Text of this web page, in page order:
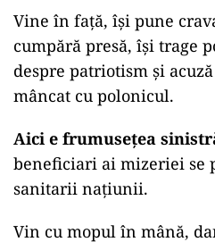
Vine în față, își pune
cumpără presă, își trage
despre patriotism și
mâncat cu polonicul.
Aici e frumusețea
beneficiari ai mizeriei se
sanitarii națiunii.
Vin cu mopul în mână,